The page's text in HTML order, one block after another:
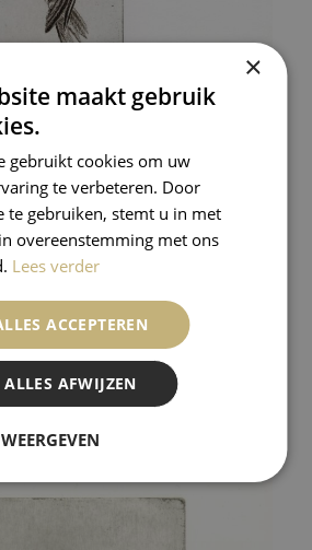
×
maakt gebruik
gebruikt cookies om uw
te verbeteren. Door
te gebruiken, stemt u in met
overeenstemming met ons
Lees verder
ACCEPTEREN
ALLES AFWIJZEN